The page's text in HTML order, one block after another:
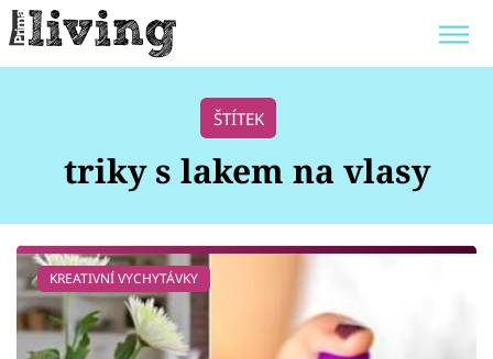
POKOJOVÉ KVĚTINY
ZAHRADA
Témata
Bydlení
ŠTÍTEK
triky s lakem na vlasy
KREATIVNÍ VYCHYTÁVKY